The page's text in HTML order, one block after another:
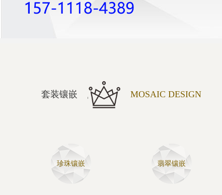
套装镶嵌 MOSAIC DESIGN
珍珠镶嵌 翡翠镶嵌